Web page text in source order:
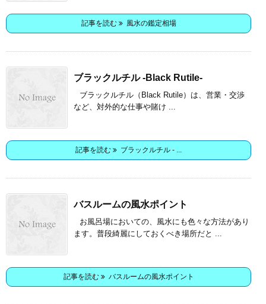
記事を読む 風水の鑑定相場
ブラックルチル -Black Rutile-
ブラックルチル（Black Rutile）は、営業・交渉
など、対外的な仕事や賭け ...
記事を読む ブラックルチル - ...
バスルームの風水ポイント
お風呂場においての、風水にも色々な方法があり
ます。普段綺麗にしておくべき場所だと ...
記事を読む バスルームの風水ポイント